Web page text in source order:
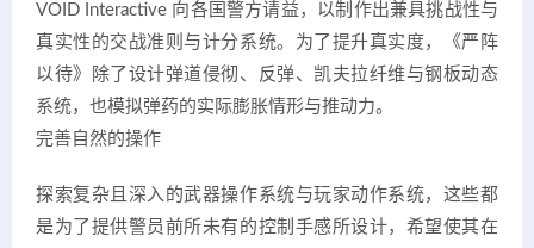
VOID Interactive 向各国警方请益，以制作出兼具挑战性与
真实性的交战准则与计分系统。为了提升真实度，《严阵
以待》除了设计弹道侵彻、反弹、凯夫拉纤维与钢板动态
系统，也模拟弹药的实际膨胀情形与推动力。
完善自然的操作
探索复杂且深入的武器操作系统与玩家动作系统，这些都
是为了提供警员前所未有的控制手感所设计，希望使其在